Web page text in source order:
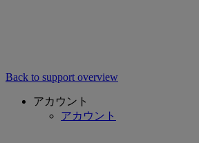
Back to support overview
アカウント
アカウント